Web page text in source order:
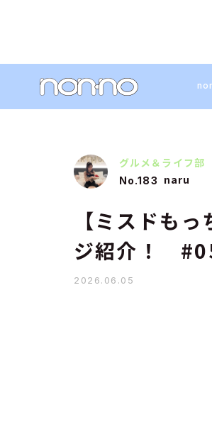
グルメ＆ライフ部
No.183 naru
【ミスドも
ジ紹介！
2026.06.05